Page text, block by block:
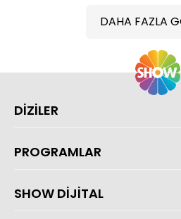
DAHA FAZLA
DİZİLER
PROGRAMLAR
SHOW DİJİTAL